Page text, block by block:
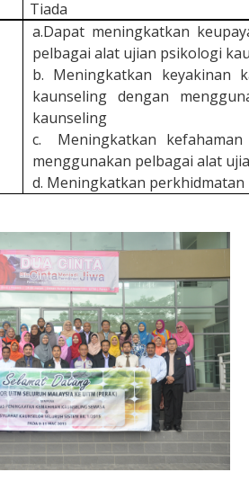
Tiada
a.Dapat meningkatkan
pelbagai alat ujian psikologi
b. Meningkatkan keyakinan
kaunseling dengan
kaunseling
c.
Meningkatkan
menggunakan pelbagai alat
d. Meningkatkan perkhidmatan